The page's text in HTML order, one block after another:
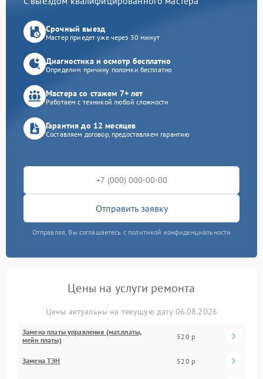
Срочный выезд
Мастер приедет уже через 30 минут
Диагностика и осмотр бесплатно
Определим причину поломки бесплатно
Мастера со стажем 7+ лет
Работаем с техникой любой сложности
Гарантия до 12 месяцев
Составляем договор, предоставляем гарантию
Отправить заявку
Отправляя, Вы соглашаетесь с политикой конфиденциальности
Цены на услуги ремонта
Цены актуальны на текущую дату 06.08.2026
Замена платы управления (мат.платы,
мейн платы)
520 р
Замена ТЭН 520 р